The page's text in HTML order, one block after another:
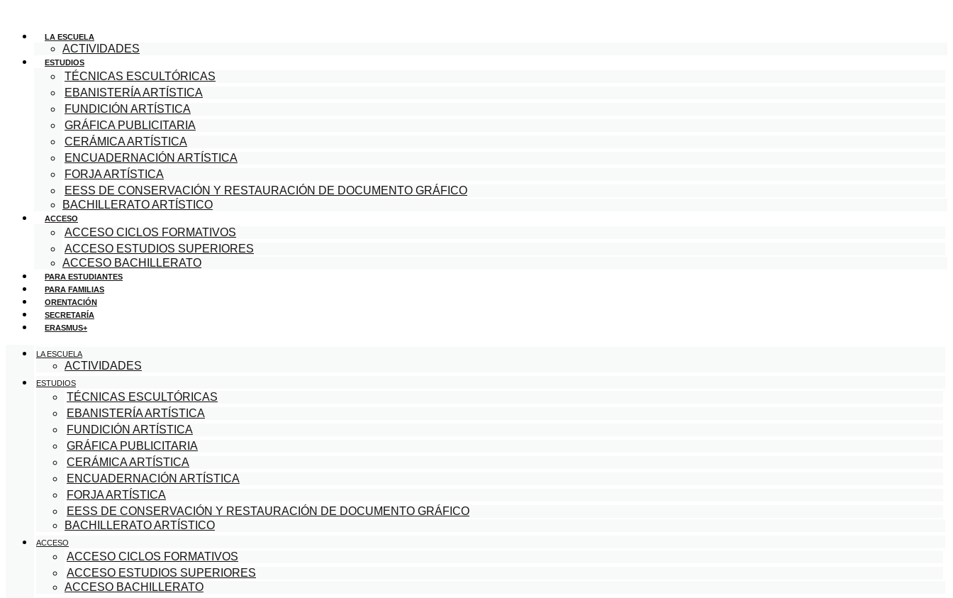
LA ESCUELA
ACTIVIDADES
ESTUDIOS
TÉCNICAS ESCULTÓRICAS
EBANISTERÍA ARTÍSTICA
FUNDICIÓN ARTÍSTICA
GRÁFICA PUBLICITARIA
CERÁMICA ARTÍSTICA
ENCUADERNACIÓN ARTÍSTICA
FORJA ARTÍSTICA
EESS DE CONSERVACIÓN Y RESTAURACIÓN DE DOCUMENTO GRÁFICO
BACHILLERATO ARTÍSTICO
ACCESO
ACCESO CICLOS FORMATIVOS
ACCESO ESTUDIOS SUPERIORES
ACCESO BACHILLERATO
PARA ESTUDIANTES
PARA FAMILIAS
ORENTACIÓN
SECRETARÍA
ERASMUS+
LA ESCUELA
ACTIVIDADES
ESTUDIOS
TÉCNICAS ESCULTÓRICAS
EBANISTERÍA ARTÍSTICA
FUNDICIÓN ARTÍSTICA
GRÁFICA PUBLICITARIA
CERÁMICA ARTÍSTICA
ENCUADERNACIÓN ARTÍSTICA
FORJA ARTÍSTICA
EESS DE CONSERVACIÓN Y RESTAURACIÓN DE DOCUMENTO GRÁFICO
BACHILLERATO ARTÍSTICO
ACCESO
ACCESO CICLOS FORMATIVOS
ACCESO ESTUDIOS SUPERIORES
ACCESO BACHILLERATO